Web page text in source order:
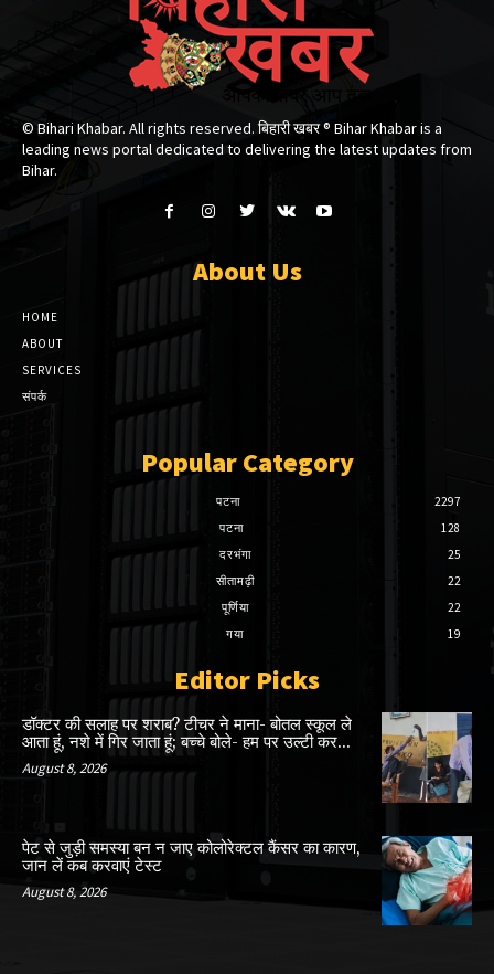
© Bihari Khabar. All rights reserved. बिहारी खबर ®​ Bihar Khabar is a
leading news portal dedicated to delivering the latest updates from
Bihar.
About Us
HOME
ABOUT
SERVICES
संपर्क
Popular Category
पटना
2297
पटना
128
दरभंगा
25
सीतामढ़ी
22
पूर्णिया
22
गया
19
Editor Picks
डॉक्टर की सलाह पर शराब? टीचर ने माना- बोतल स्कूल ले
आता हूं, नशे में गिर जाता हूं; बच्चे बोले- हम पर उल्टी कर...
August 8, 2026
पेट से जुड़ी समस्या बन न जाए कोलोरेक्टल कैंसर का कारण,
जान लें कब करवाएं टेस्ट
August 8, 2026